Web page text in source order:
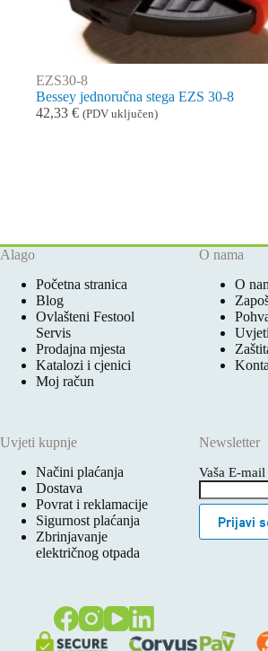
EZS30-8
Bessey jednoručna stega EZS 30-8
42,33 € (PDV uključen)
Alago
Početna stranica
Blog
Ovlašteni Festool
Servis
Prodajna mjesta
Katalozi i cjenici
Moj račun
O nama
O
Uvjeti kupnje
Načini plaćanja
Dostava
Povrat i reklamacije
Sigurnost plaćanja
Zbrinjavanje
električnog otpada
Newsletter
Vaša E-mail
Prijavi